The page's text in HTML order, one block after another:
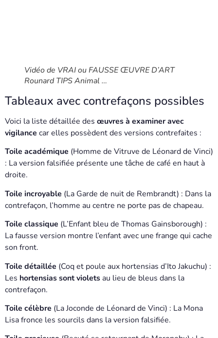
Vidéo de VRAI ou FAUSSE ŒUVRE D’ART
Rounard TIPS Animal …
Tableaux avec contrefaçons possibles
Voici la liste détaillée des œuvres à examiner avec
vigilance car elles possèdent des versions contrefaites :
Toile académique (Homme de Vitruve de Léonard de Vinci)
: La version falsifiée présente une tâche de café en haut à
droite.
Toile incroyable (La Garde de nuit de Rembrandt) : Dans la
contrefaçon, l’homme au centre ne porte pas de chapeau.
Toile classique (L’Enfant bleu de Thomas Gainsborough) :
La fausse version montre l’enfant avec une frange qui cache
son front.
Toile détaillée (Coq et poule aux hortensias d’Ito Jakuchu) :
Les hortensias sont violets au lieu de bleus dans la
contrefaçon.
Toile célèbre (La Joconde de Léonard de Vinci) : La Mona
Lisa fronce les sourcils dans la version falsifiée.